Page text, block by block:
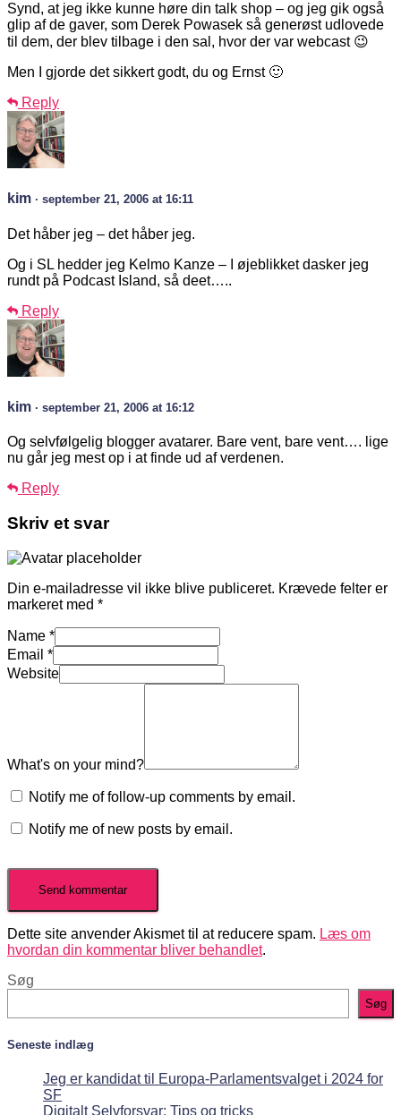
Synd, at jeg ikke kunne høre din talk shop – og jeg gik også
glip af de gaver, som Derek Powasek så generøst udlovede
til dem, der blev tilbage i den sal, hvor der var webcast 😉
Men I gjorde det sikkert godt, du og Ernst 🙂
Reply
kim · september 21, 2006 at 16:11
Det håber jeg – det håber jeg.
Og i SL hedder jeg Kelmo Kanze – I øjeblikket dasker jeg
rundt på Podcast Island, så deet…..
Reply
kim · september 21, 2006 at 16:12
Og selvfølgelig blogger avatarer. Bare vent, bare vent…. lige
nu går jeg mest op i at finde ud af verdenen.
Reply
Skriv et svar
Din e-mailadresse vil ikke blive publiceret. Krævede felter er
markeret med *
Name *
Email *
Website
What's on your mind?
Notify me of follow-up comments by email.
Notify me of new posts by email.
Dette site anvender Akismet til at reducere spam. Læs om
hvordan din kommentar bliver behandlet.
Søg
Søg
Seneste indlæg
Jeg er kandidat til Europa-Parlamentsvalget i 2024 for
SF
Digitalt Selvforsvar: Tips og tricks